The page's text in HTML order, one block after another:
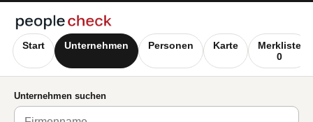
Start Unternehmen Personen Karte
Merkliste
0
Unternehmen suchen